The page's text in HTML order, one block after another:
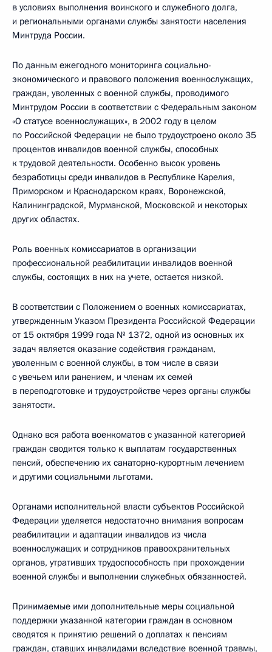
в условиях выполнения воинского и служебного долга,
и региональными органами службы занятости населения
Минтруда России.
По данным ежегодного мониторинга социально-
экономического и правового положения военнослужащих,
граждан, уволенных с военной службы, проводимого
Минтрудом России в соответствии с Федеральным законом
«О статусе военнослужащих», в 2002 году в целом
по Российской Федерации не было трудоустроено около 35
процентов инвалидов военной службы, способных
к трудовой деятельности. Особенно высок уровень
безработицы среди инвалидов в Республике Карелия,
Приморском и Краснодарском краях, Воронежской,
Калининградской, Мурманской, Московской и некоторых
других областях.
Роль военных комиссариатов в организации
профессиональной реабилитации инвалидов военной
службы, состоящих в них на учете, остается низкой.
В соответствии с Положением о военных комиссариатах,
утвержденным Указом Президента Российской Федерации
от 15 октября 1999 года № 1372, одной из основных их
задач является оказание содействия гражданам,
уволенным с военной службы, в том числе в связи
с увечьем или ранением, и членам их семей
в переподготовке и трудоустройстве через органы службы
занятости.
Однако вся работа военкоматов с указанной категорией
граждан сводится только к выплатам государственных
пенсий, обеспечению их санаторно-курортным лечением
и другими социальными льготами.
Органами исполнительной власти субъектов Российской
Федерации уделяется недостаточно внимания вопросам
реабилитации и адаптации инвалидов из числа
военнослужащих и сотрудников правоохранительных
органов, утративших трудоспособность при прохождении
военной службы и выполнении служебных обязанностей.
Принимаемые ими дополнительные меры социальной
поддержки указанной категории граждан в основном
сводятся к принятию решений о доплатах к пенсиям
граждан, ставших инвалидами вследствие военной травмы,